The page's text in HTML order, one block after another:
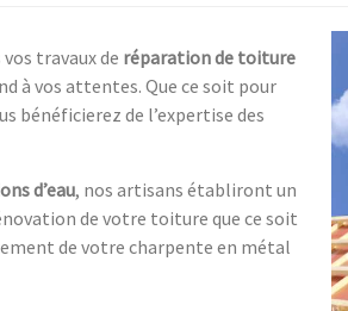
travaux de réparation de toiture
à vos attentes. Que ce soit pour
bénéficierez de l’expertise des
d’eau, nos artisans établiront un
de votre toiture que ce soit
de votre charpente en métal